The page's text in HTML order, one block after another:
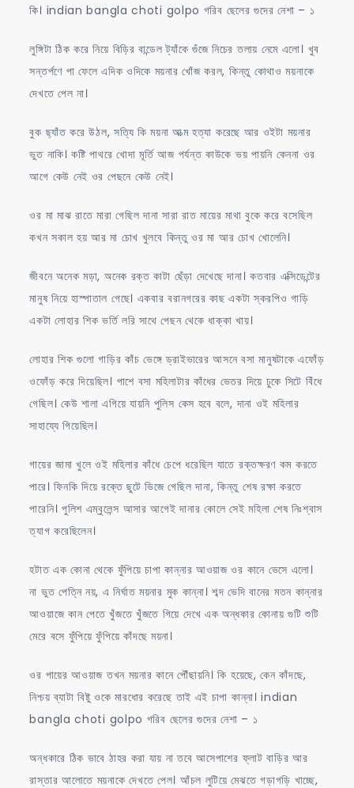
কি। indian bangla choti golpo গরিব ছেলের গুদের নেশা – ১
লুঙ্গিটা ঠিক করে নিয়ে বিড়ির বান্ডেল ট্যাঁকে গুঁজে নিচের তলায় নেমে এলো। খুব
সন্তর্পণে পা ফেলে এদিক ওদিকে ময়নার খোঁজ করল, কিন্তু কোথাও ময়নাকে
দেখতে পেল না।
বুক ছ্যাঁত করে উঠল, সত্যি কি ময়না আত্ম হত্যা করেছে আর ওইটা ময়নার
ভুত নাকি। কষ্টি পাথরে খোদা মূর্তি আজ পর্যন্ত কাউকে ভয় পায়নি কেননা ওর
আগে কেউ নেই ওর পেছনে কেউ নেই।
ওর মা মাঝ রাতে মারা গেছিল দানা সারা রাত মায়ের মাথা বুকে করে বসেছিল
কখন সকাল হয় আর মা চোখ খুলবে কিন্তু ওর মা আর চোখ খোলেনি।
জীবনে অনেক মড়া, অনেক রক্ত কাটা ছেঁড়া দেখেছে দানা। কতবার এক্সিডেন্টের
মানুষ নিয়ে হাস্পাতাল গেছে। একবার বরানগরের কাছ একটা স্করপিও গাড়ি
একটা লোহার শিক ভর্তি লরি সাথে পেছন থেকে ধাক্কা খায়।
লোহার শিক গুলো গাড়ির কাঁচ ভেঙ্গে ড্রাইভারের আসনে বসা মানুষটাকে এফোঁড়
ওফোঁড় করে দিয়েছিল। পাশে বসা মহিলাটার কাঁধের ভেতর দিয়ে ঢুকে সিটে বিঁধে
গেছিল। কেউ শালা এগিয়ে যায়নি পুলিস কেস হবে বলে, দানা ওই মহিলার
সাহায্যে গিয়েছিল।
গায়ের জামা খুলে ওই মহিলার কাঁধে চেপে ধরেছিল যাতে রক্তক্ষরণ কম করতে
পারে। ফিনকি দিয়ে রক্তে ছুটে ভিজে গেছিল দানা, কিন্তু শেষ রক্ষা করতে
পারেনি। পুলিশ এম্বুলেন্স আসার আগেই দানার কোলে সেই মহিলা শেষ নিঃশ্বাস
ত্যাগ করেছিলেন।
হটাত এক কোনা থেকে ফুঁপিয়ে চাপা কান্নার আওয়াজ ওর কানে ভেসে এলো।
না ভুত পেত্নি নয়, এ নির্ঘাত ময়নার মুক কান্না। শব্দ ভেদি বানের মতন কান্নার
আওয়াজে কান পেতে খুঁজতে খুঁজতে গিয়ে দেখে এক অন্ধকার কোনায় গুটি শুটি
মেরে বসে ফুঁপিয়ে ফুঁপিয়ে কাঁদছে ময়না।
ওর পায়ের আওয়াজ তখন ময়নার কানে পৌঁছায়নি। কি হয়েছে, কেন কাঁদছে,
নিশ্চয় ব্যাটা বিষ্টু ওকে মারধোর করেছে তাই এই চাপা কান্না। indian
bangla choti golpo গরিব ছেলের গুদের নেশা – ১
অন্ধকারে ঠিক ভাবে ঠাহর করা যায় না তবে আসেপাশের ফ্লাট বাড়ির আর
রাস্তার আলোতে ময়নাকে দেখতে পেল। আঁচল লুটিয়ে মেঝতে গড়াগড়ি খাচ্ছে,